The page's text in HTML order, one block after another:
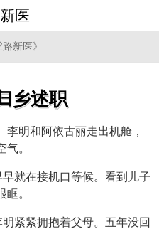
医
路新医》
乡述职
明和阿依古丽走出机舱，
。
早就在接机口等候。看到儿子
。
紧紧拥抱着父母。五年没回